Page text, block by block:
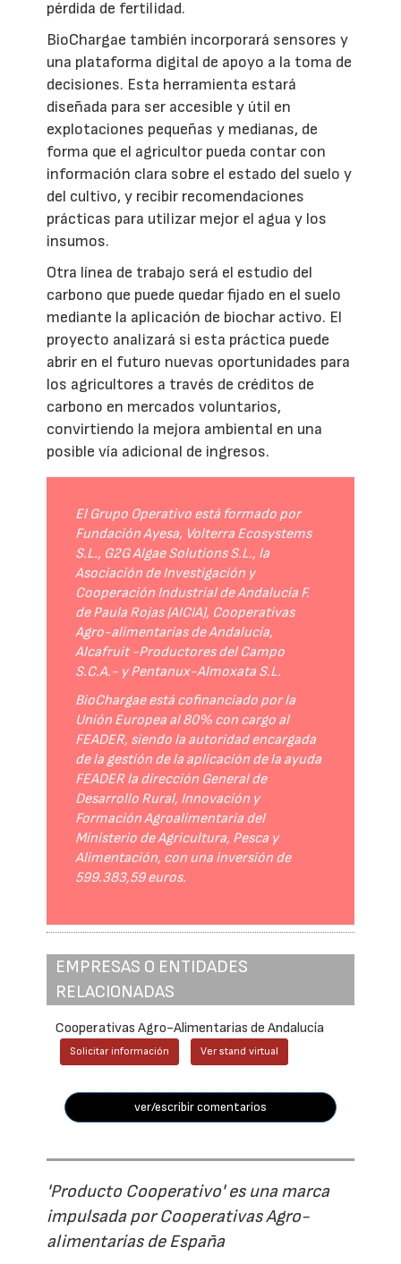
pérdida de fertilidad.
BioChargae también incorporará sensores y
una plataforma digital de apoyo a la toma de
decisiones. Esta herramienta estará
diseñada para ser accesible y útil en
explotaciones pequeñas y medianas, de
forma que el agricultor pueda contar con
información clara sobre el estado del suelo y
del cultivo, y recibir recomendaciones
prácticas para utilizar mejor el agua y los
insumos.
Otra línea de trabajo será el estudio del
carbono que puede quedar fijado en el suelo
mediante la aplicación de biochar activo. El
proyecto analizará si esta práctica puede
abrir en el futuro nuevas oportunidades para
los agricultores a través de créditos de
carbono en mercados voluntarios,
convirtiendo la mejora ambiental en una
posible vía adicional de ingresos.
El Grupo Operativo está formado por
Fundación Ayesa, Volterra Ecosystems
S.L., G2G Algae Solutions S.L., la
Asociación de Investigación y
Cooperación Industrial de Andalucía F.
de Paula Rojas (AICIA), Cooperativas
Agro-alimentarias de Andalucía,
Alcafruit -Productores del Campo
S.C.A.- y Pentanux-Almoxata S.L.
BioChargae está cofinanciado por la
Unión Europea al 80% con cargo al
FEADER, siendo la autoridad encargada
de la gestión de la aplicación de la ayuda
FEADER la dirección General de
Desarrollo Rural, Innovación y
Formación Agroalimentaria del
Ministerio de Agricultura, Pesca y
Alimentación, con una inversión de
599.383,59 euros.
EMPRESAS O ENTIDADES
RELACIONADAS
Cooperativas Agro-Alimentarias de Andalucía
Solicitar información Ver stand virtual
ver/escribir comentarios
'Producto Cooperativo' es una marca
impulsada por Cooperativas Agro-
alimentarias de España